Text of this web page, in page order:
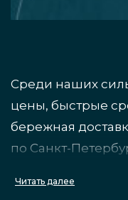
Читать далее
Среди наших
цены, быстрые
бережная
по Санкт-
кратчайшие сроки.